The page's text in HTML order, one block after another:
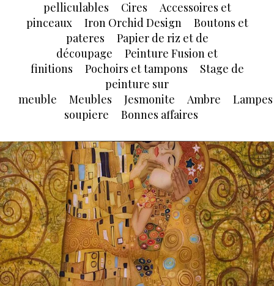
pelliculables
Cires
Accessoires et
pinceaux
Iron Orchid Design
Boutons et
pateres
Papier de riz et de
découpage
Peinture Fusion et
finitions
Pochoirs et tampons
Stage de
peinture sur
meuble
Meubles Jesmonite Ambre
Lampes
soupiere
Bonnes affaires